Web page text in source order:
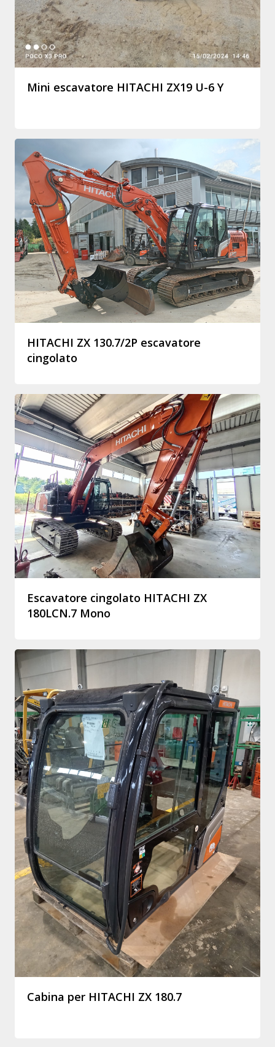
Mini escavatore HITACHI ZX19 U-6 Y
HITACHI ZX 130.7/2P escavatore
cingolato
Escavatore cingolato HITACHI ZX
180LCN.7 Mono
Cabina per HITACHI ZX 180.7